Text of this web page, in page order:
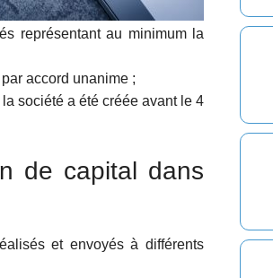
représentant au minimum la
accord unanime ;
société a été créée avant le 4
de capital dans
et envoyés à différents